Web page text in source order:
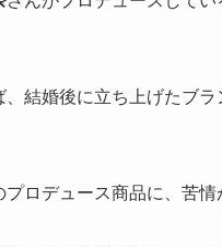
、結婚後に立ち上げたブラ
ロデュース商品に、苦